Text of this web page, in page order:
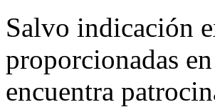
Salvo indicación
proporcionadas
encuentra